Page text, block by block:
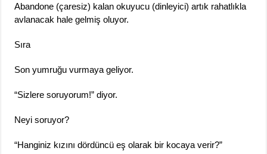
Abandone (çaresiz) kalan okuyucu (dinleyici) artık rahatlıkla
avlanacak hale gelmiş oluyor.
Sıra
Son yumruğu vurmaya geliyor.
“Sizlere soruyorum!” diyor.
Neyi soruyor?
“Hanginiz kızını dördüncü eş olarak bir kocaya verir?”